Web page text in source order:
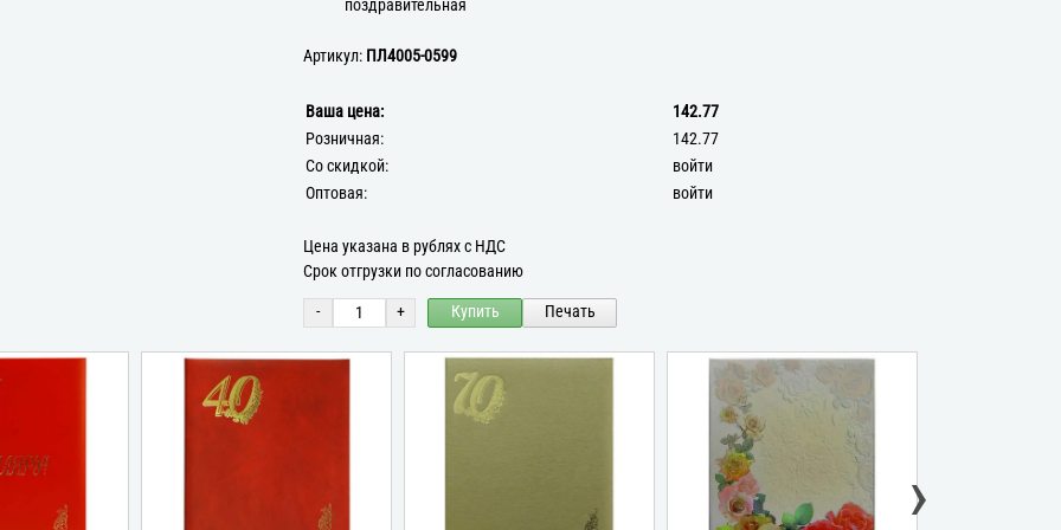
поздравительная
Артикул: ПЛ4005-0599
Ваша цена:
142.77
Розничная:
142.77
Со скидкой:
войти
Оптовая:
войти
Цена указана в рублях с НДС
Срок отгрузки по согласованию
- + Купить Печать
›